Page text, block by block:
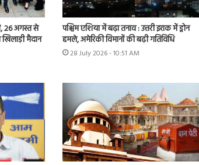
26 अगस्त से
मैदान
पश्चिम एशिया में बढ़ा तनाव : उत्तरी इराक में ड्रोन
हमले, अमेरिकी विमानों की बढ़ी गतिविधि
28 July 2026 - 10:51 AM